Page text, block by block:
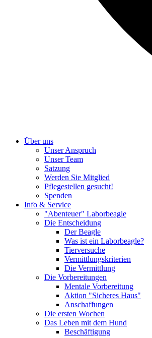
Über uns
Unser Anspruch
Unser Team
Satzung
Werden Sie Mitglied
Pflegestellen gesucht!
Spenden
Info & Service
"Abenteuer" Laborbeagle
Die Entscheidung
Der Beagle
Was ist ein Laborbeagle?
Tierversuche
Vermittlungskriterien
Die Vermittlung
Die Vorbereitungen
Mentale Vorbereitung
Aktion "Sicheres Haus"
Anschaffungen
Die ersten Wochen
Das Leben mit dem Hund
Beschäftigung